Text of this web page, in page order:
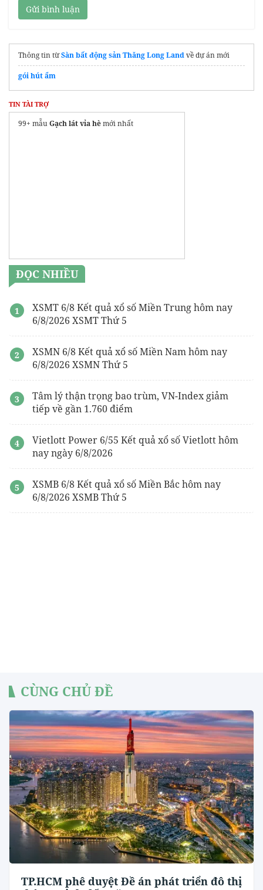
Gửi bình luận
Thông tin từSàn bất động sản Thăng Long Landvề dự án mới
gói hút ẩm
TIN TÀI TRỢ
99+ mẫuGạch lát vỉa hèmới nhất
ĐỌC NHIỀU
XSMT 6/8 Kết quả xổ số Miền Trung hôm nay
6/8/2026 XSMT Thứ 5
XSMN 6/8 Kết quả xổ số Miền Nam hôm nay
6/8/2026 XSMN Thứ 5
Tâm lý thận trọng bao trùm, VN-Index giảm
tiếp về gần 1.760 điểm
Vietlott Power 6/55 Kết quả xổ số Vietlott hôm
nay ngày 6/8/2026
XSMB 6/8 Kết quả xổ số Miền Bắc hôm nay
6/8/2026 XSMB Thứ 5
CÙNG CHỦ ĐỀ
TP.HCM phê duyệt Đề án phát triển đô thị